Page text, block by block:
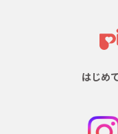
はじめ